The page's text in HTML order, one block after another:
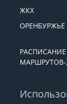
ЖКХ
ОРЕНБУРЖЬЕ
МАРШРУТОВ-